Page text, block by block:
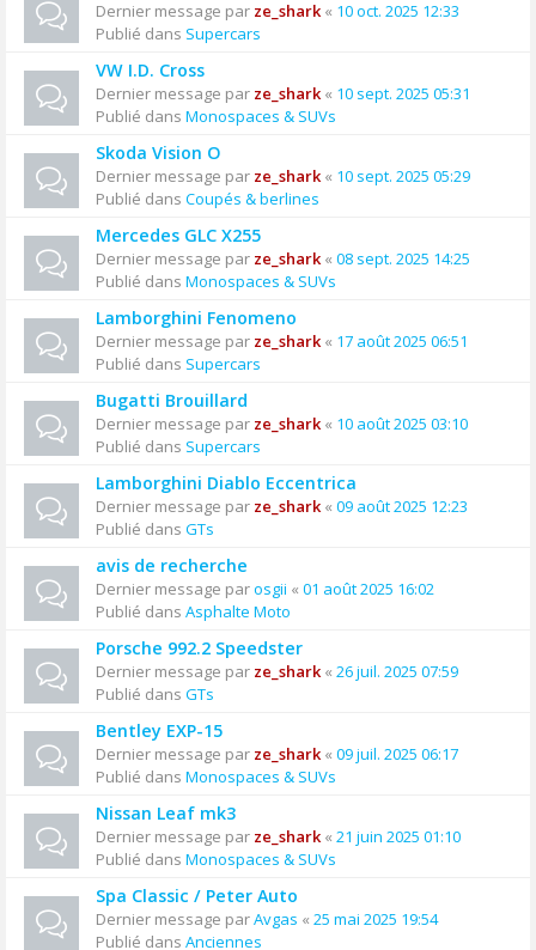
Dernier message par ze_shark« 10 oct. 2025 12:33
Publié dans Supercars
VW I.D. Cross
Dernier message par ze_shark« 10 sept. 2025 05:31
Publié dans Monospaces & SUVs
Skoda Vision O
Dernier message par ze_shark« 10 sept. 2025 05:29
Publié dans Coupés & berlines
Mercedes GLC X255
Dernier message par ze_shark« 08 sept. 2025 14:25
Publié dans Monospaces & SUVs
Lamborghini Fenomeno
Dernier message par ze_shark« 17 août 2025 06:51
Publié dans Supercars
Bugatti Brouillard
Dernier message par ze_shark« 10 août 2025 03:10
Publié dans Supercars
Lamborghini Diablo Eccentrica
Dernier message par ze_shark« 09 août 2025 12:23
Publié dans GTs
avis de recherche
Dernier message parosgii « 01 août 2025 16:02
Publié dans Asphalte Moto
Porsche 992.2 Speedster
Dernier message par ze_shark« 26 juil. 2025 07:59
Publié dans GTs
Bentley EXP-15
Dernier message par ze_shark« 09 juil. 2025 06:17
Publié dans Monospaces & SUVs
Nissan Leaf mk3
Dernier message par ze_shark« 21 juin 2025 01:10
Publié dans Monospaces & SUVs
Spa Classic / Peter Auto
Dernier message parAvgas « 25 mai 2025 19:54
Publié dans Anciennes